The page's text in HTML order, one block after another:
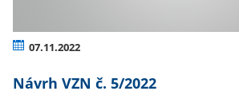
07.11.2022
Návrh VZN č. 5/2022